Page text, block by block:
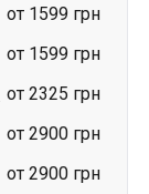
от 1599 грн
от 1599 грн
от 2325 грн
от 2900 грн
от 2900 грн